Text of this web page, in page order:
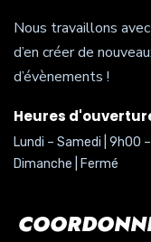
Nous travaillons
d’en créer de
d’évènements !
Heures
Lundi – Samedi | 9h00
Dimanche | Fermé